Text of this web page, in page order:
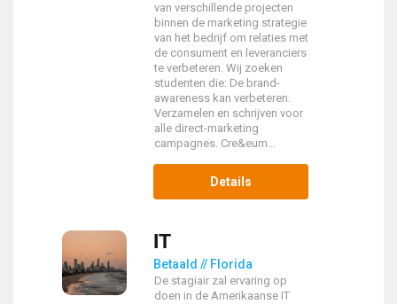
van verschillende projecten
binnen de marketing strategie
van het bedrijf om relaties met
de consument en leveranciers
te verbeteren. Wij zoeken
studenten die: De brand-
awareness kan verbeteren.
Verzamelen en schrijven voor
alle direct-marketing
campagnes. Cre&eum...
Details
IT
Betaald // Florida
De stagiair zal ervaring op
doen in de Amerikaanse IT